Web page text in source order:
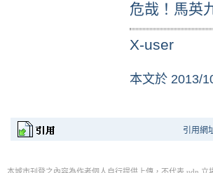
危哉！馬英
X-user
本文於 2013/
引用網